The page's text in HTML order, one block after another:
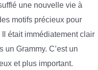
une nouvelle vie à
motifs précieux pour
Il était immédiatement clair
un Grammy. C’est un
et plus important.